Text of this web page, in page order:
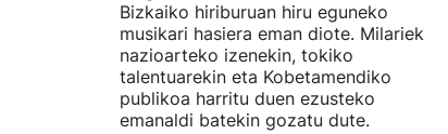
Bizkaiko hiriburuan hiru eguneko
musikari hasiera eman diote. Milariek
nazioarteko izenekin, tokiko
talentuarekin eta Kobetamendiko
publikoa harritu duen ezusteko
emanaldi batekin gozatu dute.